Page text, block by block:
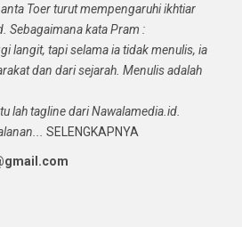
Toer turut mempengaruhi ikhtiar
Sebagaimana kata Pram :
langit, tapi selama ia tidak menulis, ia
dan dari sejarah. Menulis adalah
lah tagline dari Nawalamedia.id.
SELENGKAPNYA